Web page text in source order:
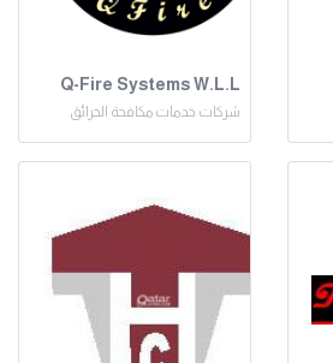
Q-Fire Systems W.L.L
شركات خدمات مكافحة الحرائق